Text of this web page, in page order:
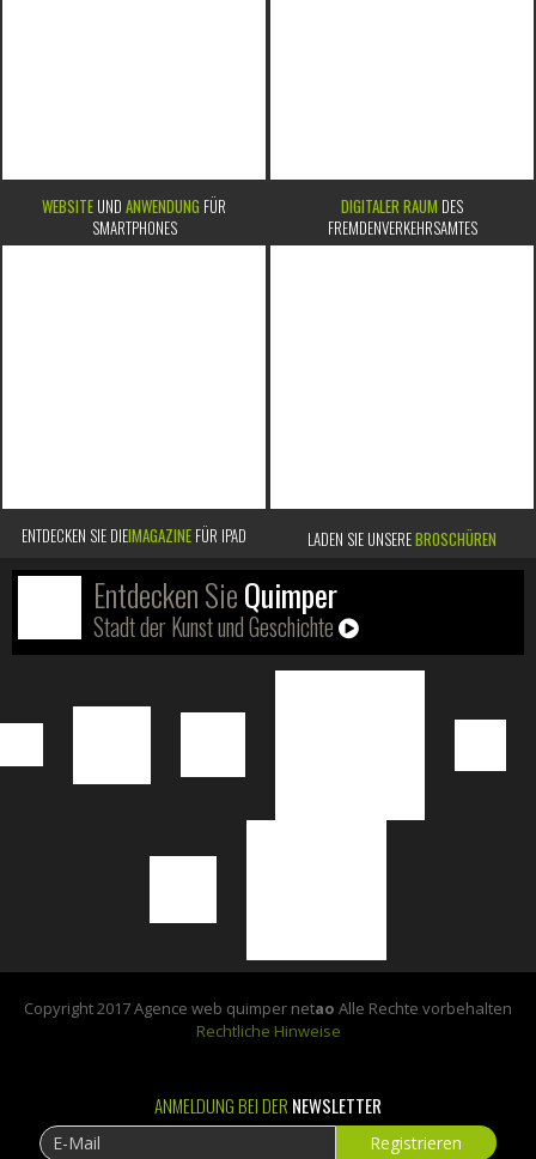
WEBSITE UND ANWENDUNG FÜR
SMARTPHONES
DIGITALER RAUM DES
FREMDENVERKEHRSAMTES
ENTDECKEN SIE DIEIMAGAZINE FÜR IPAD LADEN SIE UNSEREBROSCHÜREN
Entdecken SieQuimper
Stadt der Kunst und Geschichte
Copyright 2017 Agence web quimper netao Alle Rechte vorbehalten
Rechtliche Hinweise
ANMELDUNG BEI DER NEWSLETTER